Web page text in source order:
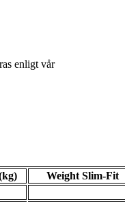
enligt vår
Weight Slim-Fit